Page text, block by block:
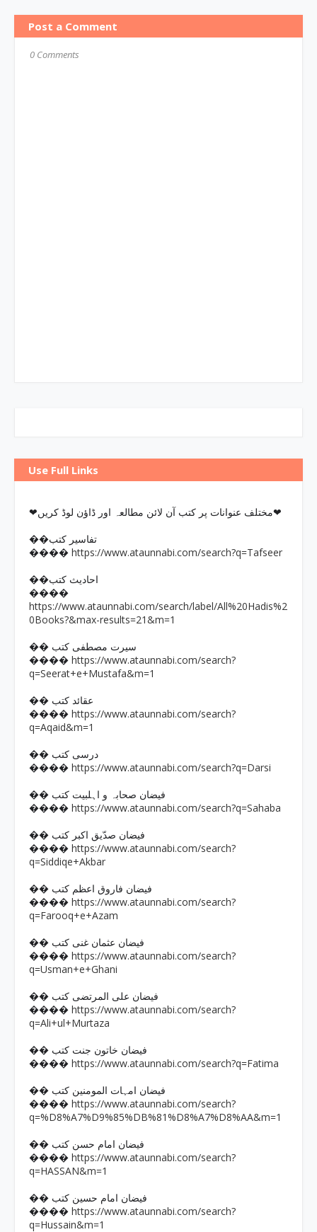
Post a Comment
0 Comments
Use Full Links
❤مختلف عنوانات پر کتب آن لائن مطالعہ اور ڈاؤن لوڈ کریں❤
��تفاسیر کتب
���� https://www.ataunnabi.com/search?q=Tafseer
��احادیث کتب
����
https://www.ataunnabi.com/search/label/All%20Hadis%2
0Books?&max-results=21&m=1
�� سیرت مصطفی کتب
���� https://www.ataunnabi.com/search?
q=Seerat+e+Mustafa&m=1
�� عقائد کتب
���� https://www.ataunnabi.com/search?
q=Aqaid&m=1
�� درسی کتب
���� https://www.ataunnabi.com/search?q=Darsi
�� فیضان صحابہ و اہلبیت کتب
���� https://www.ataunnabi.com/search?q=Sahaba
�� فیضان صدّیق اکبر کتب
���� https://www.ataunnabi.com/search?
q=Siddiqe+Akbar
�� فیضان فاروق اعظم کتب
���� https://www.ataunnabi.com/search?
q=Farooq+e+Azam
�� فیضان عثمان غنی کتب
���� https://www.ataunnabi.com/search?
q=Usman+e+Ghani
�� فیضان علی المرتضی کتب
���� https://www.ataunnabi.com/search?
q=Ali+ul+Murtaza
�� فیضان خاتون جنت کتب
���� https://www.ataunnabi.com/search?q=Fatima
�� فیضان امہات المومنین کتب
���� https://www.ataunnabi.com/search?
q=%D8%A7%D9%85%DB%81%D8%A7%D8%AA&m=1
�� فیضان امام حسن کتب
���� https://www.ataunnabi.com/search?
q=HASSAN&m=1
�� فیضان امام حسین کتب
���� https://www.ataunnabi.com/search?
q=Hussain&m=1